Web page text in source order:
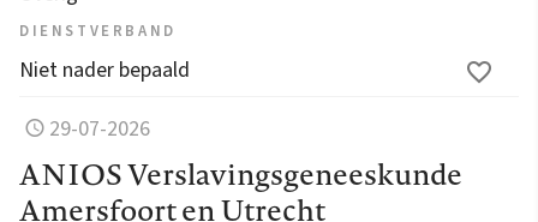
DIENSTVERBAND
Niet nader bepaald
29-07-2026
ANIOS Verslavingsgeneeskunde
Amersfoort en Utrecht